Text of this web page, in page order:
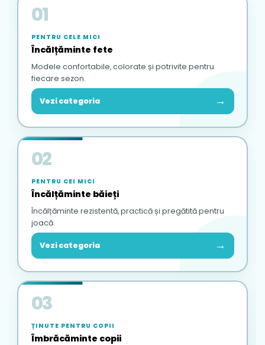
01
PENTRU CELE MICI
Încălțăminte fete
Modele confortabile, colorate și potrivite pentru
fiecare sezon.
Vezi categoria →
02
PENTRU CEI MICI
Încălțăminte băieți
Încălțăminte rezistentă, practică și pregătită pentru
joacă.
Vezi categoria →
03
ȚINUTE PENTRU COPII
Îmbrăcăminte copii